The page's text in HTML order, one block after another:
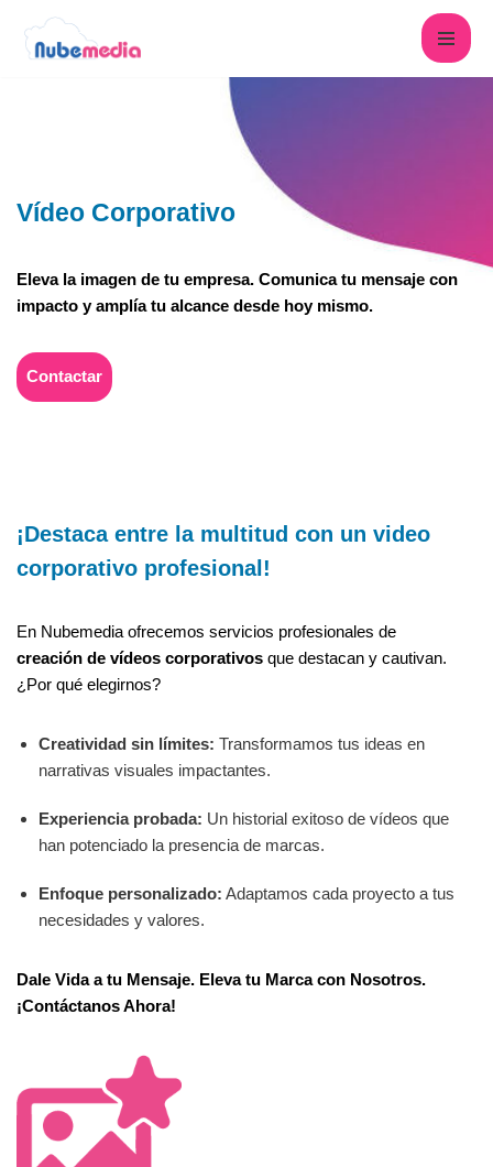
Saltar
Vídeo Corporativo
Eleva la imagen de tu empresa. Comunica tu mensaje con
impacto y amplía tu alcance desde hoy mismo.
Contactar
¡Destaca entre la multitud con un video
corporativo profesional!
En Nubemedia ofrecemos servicios profesionales de
creación de vídeos corporativos que destacan y cautivan.
¿Por qué elegirnos?
Creatividad sin límites: Transformamos tus ideas en
narrativas visuales impactantes.
Experiencia probada: Un historial exitoso de vídeos que
han potenciado la presencia de marcas.
Enfoque personalizado: Adaptamos cada proyecto a tus
necesidades y valores.
Dale Vida a tu Mensaje. Eleva tu Marca con Nosotros.
¡Contáctanos Ahora!